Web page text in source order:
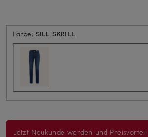
Farbe: SILL SKRILL
Jetzt Neukunde werden und